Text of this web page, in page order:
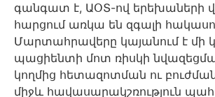
գանգատ է, ԱՕՏ-ով երեխաների
հարցում առկա են զգալի
Մարտահրավերը կայանում է մի
պացիենտի մոտ ռիսկի
կողմից հետազոտման ու
միջև հավասարակշռություն